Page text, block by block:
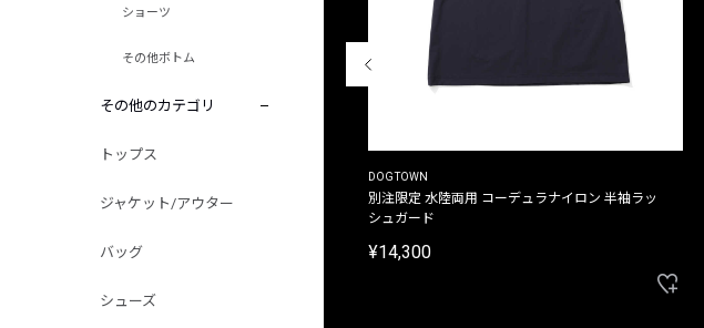
ショーツ
その他ボトム
その他のカテゴリ
トップス
ジャケット/アウター
バッグ
シューズ
別注限定 ピグメントダイ バックプリント サーフ
DOGTOWN
別注限定 水陸両用 コーデュラナイロン 半袖ラッ
シュガード
¥14,300